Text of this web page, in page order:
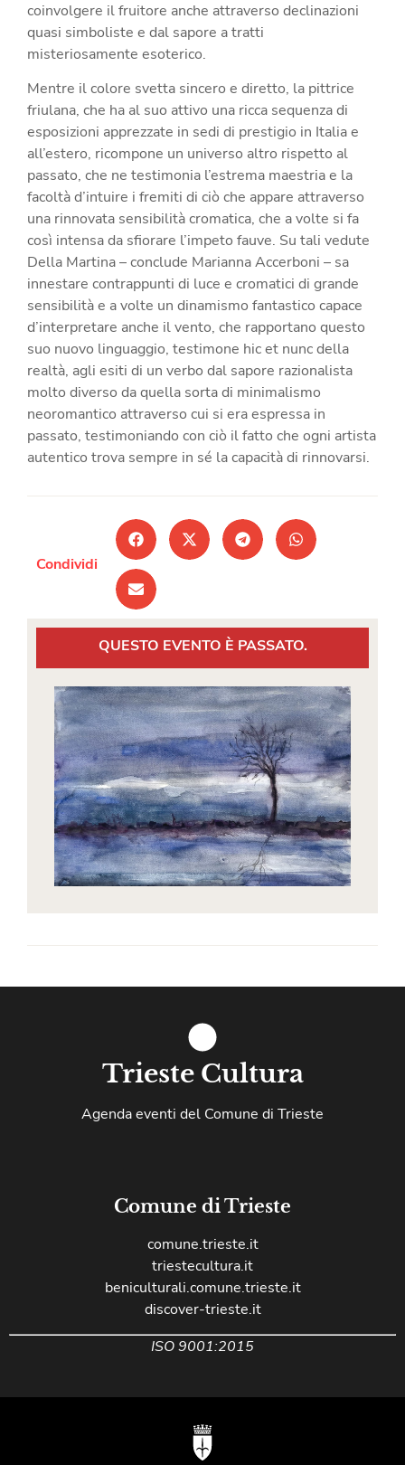
coinvolgere il fruitore anche attraverso declinazioni
quasi simboliste e dal sapore a tratti
misteriosamente esoterico.
Mentre il colore svetta sincero e diretto, la pittrice
friulana, che ha al suo attivo una ricca sequenza di
esposizioni apprezzate in sedi di prestigio in Italia e
all’estero, ricompone un universo altro rispetto al
passato, che ne testimonia l’estrema maestria e la
facoltà d’intuire i fremiti di ciò che appare attraverso
una rinnovata sensibilità cromatica, che a volte si fa
così intensa da sfiorare l’impeto fauve. Su tali vedute
Della Martina – conclude Marianna Accerboni – sa
innestare contrappunti di luce e cromatici di grande
sensibilità e a volte un dinamismo fantastico capace
d’interpretare anche il vento, che rapportano questo
suo nuovo linguaggio, testimone hic et nunc della
realtà, agli esiti di un verbo dal sapore razionalista
molto diverso da quella sorta di minimalismo
neoromantico attraverso cui si era espressa in
passato, testimoniando con ciò il fatto che ogni artista
autentico trova sempre in sé la capacità di rinnovarsi.
Condividi
QUESTO EVENTO È PASSATO.
Trieste Cultura
Agenda eventi del Comune di Trieste
Comune di Trieste
comune.trieste.it
triestecultura.it
beniculturali.comune.trieste.it
discover-trieste.it
ISO 9001:2015